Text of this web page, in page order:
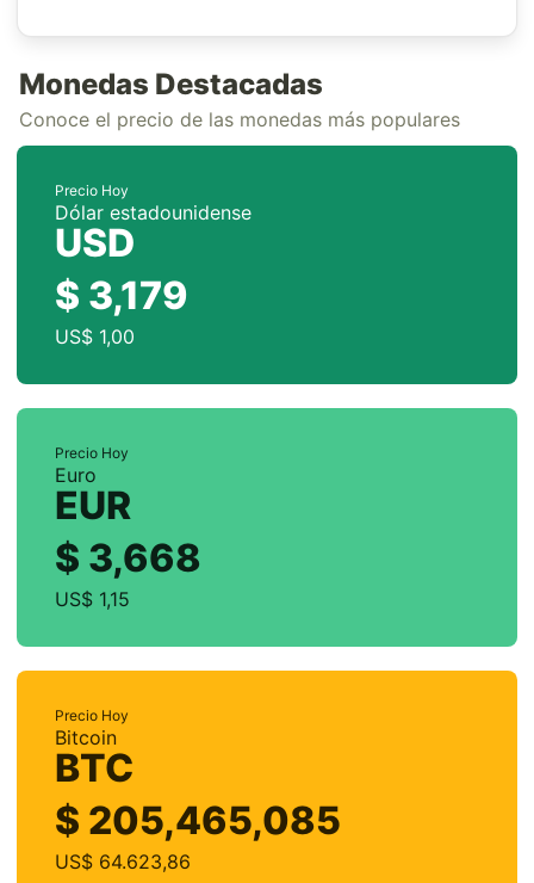
Monedas Destacadas
Conoce el precio de las monedas más populares
Precio Hoy
Dólar estadounidense
USD
$ 3,179
US$ 1,00
Precio Hoy
Euro
EUR
$ 3,668
US$ 1,15
Precio Hoy
Bitcoin
BTC
$ 205,465,085
US$ 64.623,86